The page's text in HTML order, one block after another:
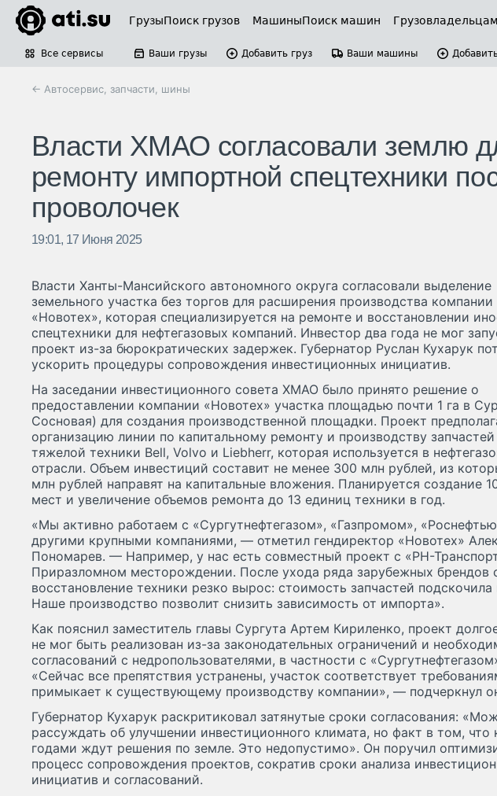
ГрузыПоиск грузов МашиныПоиск машин Грузовладельцам
Все сервисы Ваши грузы Добавить груз Ваши машины
← Автосервис, запчасти, шины
Власти ХМАО согласовали землю
ремонту импортной спецтехники
проволочек
19:01, 17 Июня 2025
Власти Ханты-Мансийского автономного округа согласовали выделение
земельного участка без торгов для расширения производства компании
«Новотех», которая специализируется на ремонте и восстановлении
спецтехники для нефтегазовых компаний. Инвестор два года не мог
проект из-за бюрократических задержек. Губернатор Руслан Кухарук
ускорить процедуры сопровождения инвестиционных инициатив.
На заседании инвестиционного совета ХМАО было принято решение о
предоставлении компании «Новотех» участка площадью почти 1 га в
Сосновая) для создания производственной площадки. Проект
организацию линии по капитальному ремонту и производству запчастей
тяжелой техники Bell, Volvo и Liebherr, которая используется в
отрасли. Объем инвестиций составит не менее 300 млн рублей, из
млн рублей направят на капитальные вложения. Планируется создание
мест и увеличение объемов ремонта до 13 единиц техники в год.
«Мы активно работаем с «Сургутнефтегазом», «Газпромом»,
другими крупными компаниями, — отметил гендиректор «Новотех»
Пономарев. — Например, у нас есть совместный проект с «РН-
Приразломном месторождении. После ухода ряда зарубежных брендов
восстановление техники резко вырос: стоимость запчастей подскочила
Наше производство позволит снизить зависимость от импорта».
Как пояснил заместитель главы Сургута Артем Кириленко, проект
не мог быть реализован из-за законодательных ограничений и
согласований с недропользователями, в частности с
«Сейчас все препятствия устранены, участок соответствует
примыкает к существующему производству компании», — подчеркнул
Губернатор Кухарук раскритиковал затянутые сроки согласования:
рассуждать об улучшении инвестиционного климата, но факт в том, что
годами ждут решения по земле. Это недопустимо». Он поручил
процесс сопровождения проектов, сократив сроки анализа
инициатив и согласований.